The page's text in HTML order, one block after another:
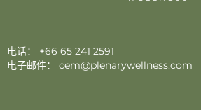
电话： +66 65 241 2591
电子邮件： cem@plenarywellness.com